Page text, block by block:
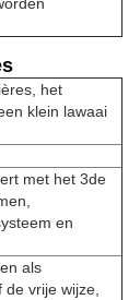
het
klein lawaai
met het 3de
en
als
vrije wijze,